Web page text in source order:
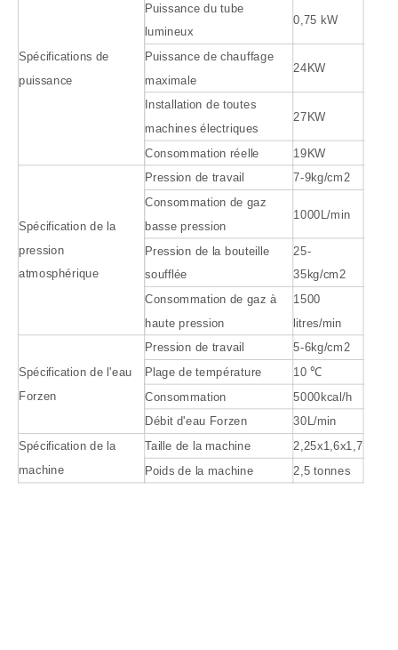
Spécifications de
puissance
Puissance du tube
lumineux
0,75 kW
Puissance de chauffage
maximale
24KW
Installation de toutes
machines électriques
27KW
Consommation réelle 19KW
Spécification de la
pression
atmosphérique
Pression de travail 7-9kg/cm2
Consommation de gaz
basse pression
1000L/min
Pression de la bouteille
soufflée
25-
35kg/cm2
Consommation de gaz à
haute pression
1500
litres/min
Spécification de l'eau
Forzen
Pression de travail
5-6kg/cm2
Plage de température
10 ℃
Consommation
5000kcal/h
Débit d'eau Forzen 30L/min
Spécification de la
machine
Taille de la machine
2,25x1,6x1,7
Poids de la machine
2,5 tonnes